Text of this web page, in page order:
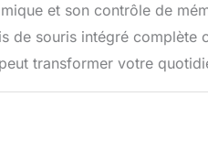
et son contrôle de
de souris intégré complète
transformer votre